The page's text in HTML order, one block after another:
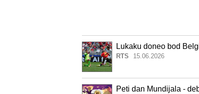
Lukaku doneo bod
RTS 15.06.2026
Peti dan Mundijala -